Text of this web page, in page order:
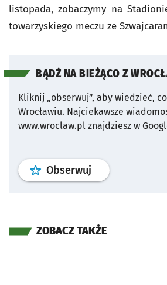
listopada, zobaczymy na
towarzyskiego meczu ze
BĄDŹ NA BIEŻĄCO Z
Kliknij „obserwuj”, aby wiedzieć,
Wrocławiu. Najciekawsze
www.wroclaw.pl znajdziesz w
Obserwuj profil
ZOBACZ TAKŻE